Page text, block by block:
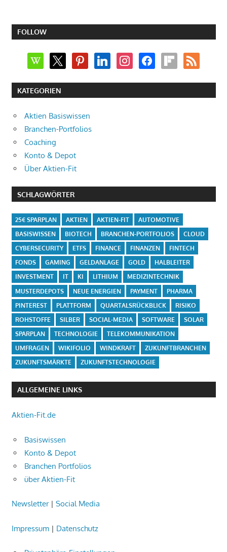
FOLLOW
wikipedia
x pinterestlinkedininstagramfacebookflipboard
rss
KATEGORIEN
Aktien Basiswissen
Branchen-Portfolios
Coaching
Konto & Depot
Über Aktien-Fit
SCHLAGWÖRTER
25€ SPARPLAN AKTIEN AKTIEN-FIT
AUTOMOTIVE
BASISWISSEN
BIOTECH BRANCHEN-PORTFOLIOS
CLOUD
CYBERSECURITY
ETFS FINANCE FINANZEN
FINTECH
FONDS
GAMING GELDANLAGE GOLD
HALBLEITER
INVESTMENT
IT KI LITHIUM
MEDIZINTECHNIK
MUSTERDEPOTS
NEUE ENERGIEN PAYMENT
PHARMA
PINTEREST
PLATTFORM QUARTALSRÜCKBLICK
RISIKO
ROHSTOFFE
SILBER SOCIAL-MEDIA SOFTWARE
SOLAR
SPARPLAN
TECHNOLOGIE
TELEKOMMUNIKATION
UMFRAGEN
WIKIFOLIO WINDKRAFT
ZUKUNFTBRANCHEN
ZUKUNFTSMÄRKTE
ZUKUNFTSTECHNOLOGIE
ALLGEMEINE LINKS
Aktien-Fit.de
Basiswissen
Konto & Depot
Branchen Portfolios
über Aktien-Fit
Newsletter| Social Media
Impressum| Datenschutz